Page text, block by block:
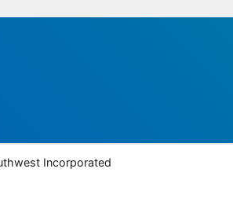
Incorporated